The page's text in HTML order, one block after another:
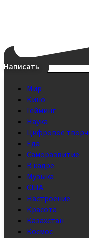
Написать
Мир
Кино
Гейминг
Наука
Цифровое
Еда
Саморазвитие
В кадре
Музыка
США
Настроение
Красота
Казахстан
Космос